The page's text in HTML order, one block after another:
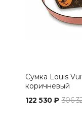
Сумка Louis
коричневый
122 530 ₽ 306